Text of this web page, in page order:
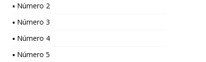
▪ Número 2
▪ Número 3
▪ Número 4
▪ Número 5